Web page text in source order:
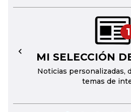
1
MI SELECCIÓN
Noticias personalizadas,
temas de
←